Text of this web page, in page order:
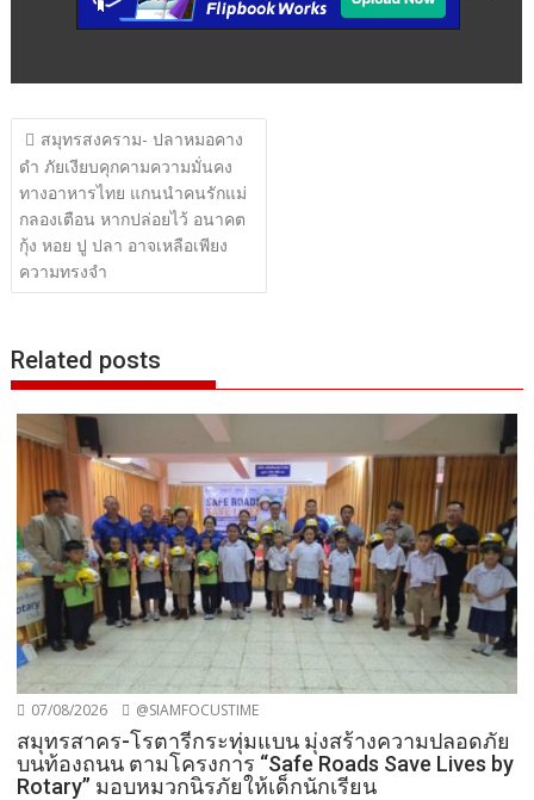
แนะแนว
เรื่อง
สมุทรสงคราม- ปลาหมอคาง
ดำ ภัยเงียบคุกคามความมั่นคง
ทางอาหารไทย แกนนำคนรักแม่
กลองเตือน หากปล่อยไว้ อนาคต
กุ้ง หอย ปู ปลา อาจเหลือเพียง
ความทรงจำ
Related posts
07/08/2026 @SIAMFOCUSTIME
สมุทรสาคร-โรตารีกระทุ่มแบน มุ่งสร้างความปลอดภัย
บนท้องถนน ตามโครงการ “Safe Roads Save Lives by
Rotary” มอบหมวกนิรภัยให้เด็กนักเรียน